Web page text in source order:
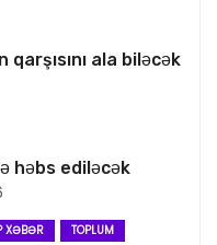
qarşısını ala biləcək
həbs ediləcək
XƏBƏR TOPLUM